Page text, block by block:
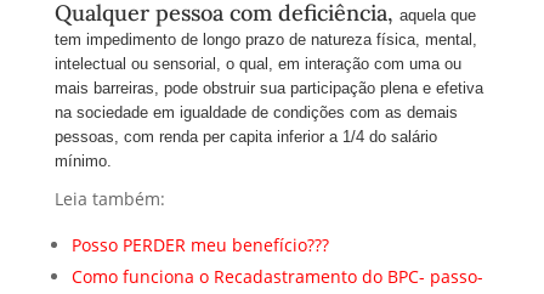
Qualquer pessoa com deficiência, aquela que
tem impedimento de longo prazo de natureza física, mental,
intelectual ou sensorial, o qual, em interação com uma ou
mais barreiras, pode obstruir sua participação plena e efetiva
na sociedade em igualdade de condições com as demais
pessoas, com renda per capita inferior a 1/4 do salário
mínimo.
Leia também:
Posso PERDER meu benefício???
Como funciona o Recadastramento do BPC- passo-